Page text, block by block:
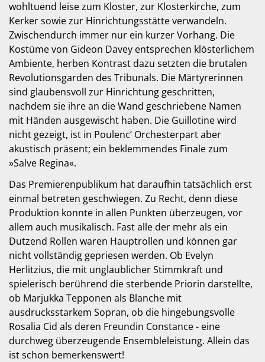
wohltuend leise zum Kloster, zur Klosterkirche, zum
Kerker sowie zur Hinrichtungsstätte verwandeln.
Zwischendurch immer nur ein kurzer Vorhang. Die
Kostüme von Gideon Davey entsprechen klösterlichem
Ambiente, herben Kontrast dazu setzten die brutalen
Revolutionsgarden des Tribunals. Die Märtyrerinnen
sind glaubensvoll zur Hinrichtung geschritten,
nachdem sie ihre an die Wand geschriebene Namen
mit Händen ausgewischt haben. Die Guillotine wird
nicht gezeigt, ist in Poulenc’ Orchesterpart aber
akustisch präsent; ein beklemmendes Finale zum
»Salve Regina«.
Das Premierenpublikum hat daraufhin tatsächlich erst
einmal betreten geschwiegen. Zu Recht, denn diese
Produktion konnte in allen Punkten überzeugen, vor
allem auch musikalisch. Fast alle der mehr als ein
Dutzend Rollen waren Hauptrollen und können gar
nicht vollständig gepriesen werden. Ob Evelyn
Herlitzius, die mit unglaublicher Stimmkraft und
spielerisch berührend die sterbende Priorin darstellte,
ob Marjukka Tepponen als Blanche mit
ausdrucksstarkem Sopran, ob die hingebungsvolle
Rosalia Cid als deren Freundin Constance - eine
durchweg überzeugende Ensembleleistung. Allein das
ist schon bemerkenswert!